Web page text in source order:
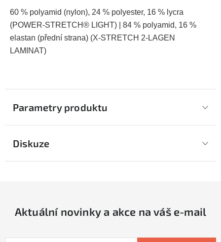
60 % polyamid (nylon), 24 % polyester, 16 % lycra
(POWER-STRETCH® LIGHT) | 84 % polyamid, 16 %
elastan (přední strana) (X-STRETCH 2-LAGEN
LAMINAT)
Parametry produktu
Diskuze
Aktuální novinky a akce na váš e-mail